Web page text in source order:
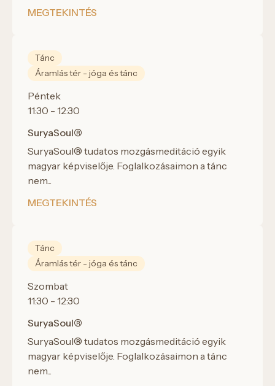
MEGTEKINTÉS
Tánc
Áramlás tér - jóga és tánc
Péntek
11:30 - 12:30
SuryaSoul®
SuryaSoul® tudatos mozgásmeditáció egyik
magyar képviselője. Foglalkozásaimon a tánc
nem...
MEGTEKINTÉS
Tánc
Áramlás tér - jóga és tánc
Szombat
11:30 - 12:30
SuryaSoul®
SuryaSoul® tudatos mozgásmeditáció egyik
magyar képviselője. Foglalkozásaimon a tánc
nem...